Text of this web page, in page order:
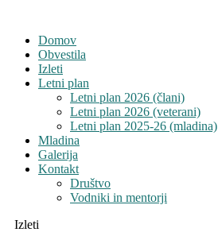
Domov
Obvestila
Izleti
Letni plan
Letni plan 2026 (člani)
Letni plan 2026 (veterani)
Letni plan 2025-26 (mladina)
Mladina
Galerija
Kontakt
Društvo
Vodniki in mentorji
Izleti